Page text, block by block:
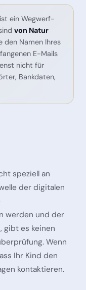
ein Wegwerf-
von Natur
den Namen Ihres
E-Mails
nicht für
Bankdaten,
speziell an
der digitalen
werden und der
gibt es keinen
Wenn
Ihr Kind den
kontaktieren.